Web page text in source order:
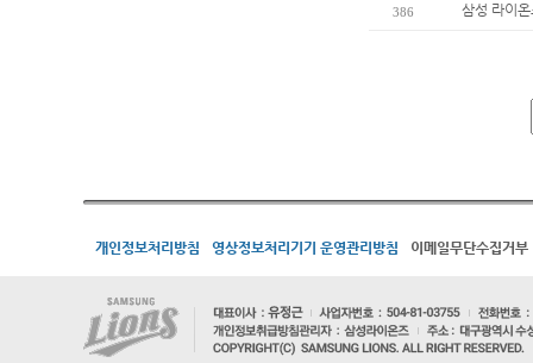
386 삼성 라이
개인정보처리방침 영상정보처리기기 운영관리방침 이메일무단수집거부